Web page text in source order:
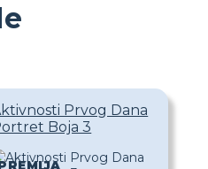
Prvog Dana
Boja 3